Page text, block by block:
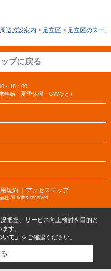
周辺施設案内 > 足立区 > 足立区のスー
プに戻る
～18：00
始・夏季休暇・GWなど）
規約 ｜アクセスマップ
社 All rights reserved.
把握、サービス向上検討を目的と
す。
て」 をご確認ください。